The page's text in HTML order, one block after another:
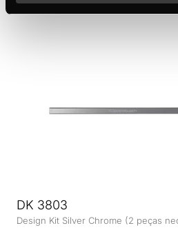
DK 3803
Design Kit Silver Chrome (2 peças